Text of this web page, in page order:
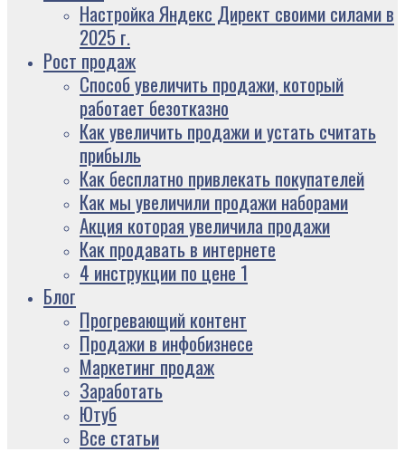
Настройка Яндекс Директ своими силами в
2025 г.
Рост продаж
Способ увеличить продажи, который
работает безотказно
Как увеличить продажи и устать считать
прибыль
Как бесплатно привлекать покупателей
Как мы увеличили продажи наборами
Акция которая увеличила продажи
Как продавать в интернете
4 инструкции по цене 1
Блог
Прогревающий контент
Продажи в инфобизнесе
Маркетинг продаж
Заработать
Ютуб
Все статьи